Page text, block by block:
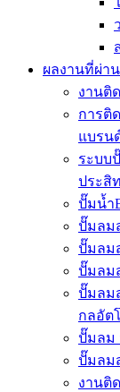
ผลงานที่ผ่า
งานติ
การติด
แบรน
ระบบ
ประสิ
ปั๊มน้ำ
ปั๊มลมส
ปั๊มลม
ปั๊มลม
ปั๊มลม
กลอัต
ปั๊มลม
ปั๊มลมส
งานติ